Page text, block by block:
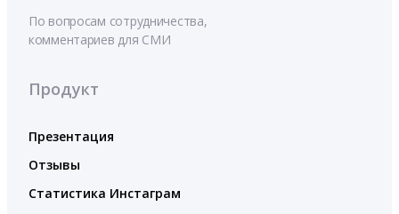
По вопросам сотрудничества,
комментариев для СМИ
Продукт
Презентация
Отзывы
Статистика Инстаграм